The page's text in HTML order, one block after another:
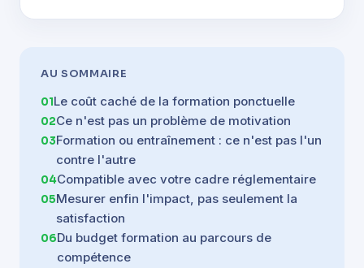
AU SOMMAIRE
Le coût caché de la formation ponctuelle
Ce n'est pas un problème de motivation
Formation ou entraînement : ce n'est pas l'un
contre l'autre
Compatible avec votre cadre réglementaire
Mesurer enfin l'impact, pas seulement la
satisfaction
Du budget formation au parcours de
compétence